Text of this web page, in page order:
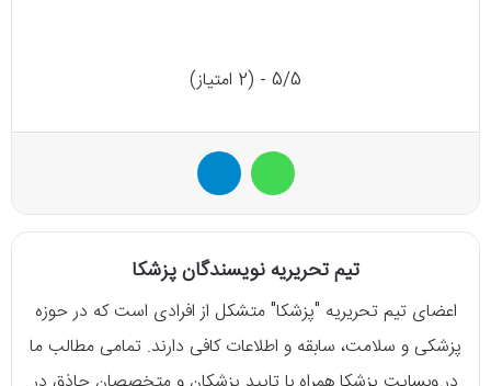
5/5 - (2 امتیاز)
واتس آپ
تیم تحریریه نویسندگان پزشکا
اعضای تیم تحریریه "پزشکا" متشکل از افرادی است که در حوزه
پزشکی و سلامت، سابقه و اطلاعات کافی دارند. تمامی مطالب ما